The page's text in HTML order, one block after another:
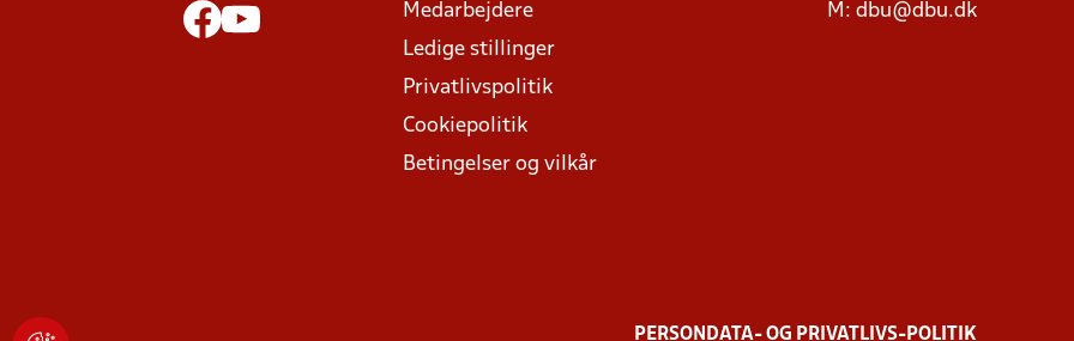
Medarbejdere
Ledige stillinger
Privatlivspolitik
Cookiepolitik
Betingelser og vilkår
M: dbu@dbu.dk
PERSONDATA- OG PRIVATLIVS-POLITIK